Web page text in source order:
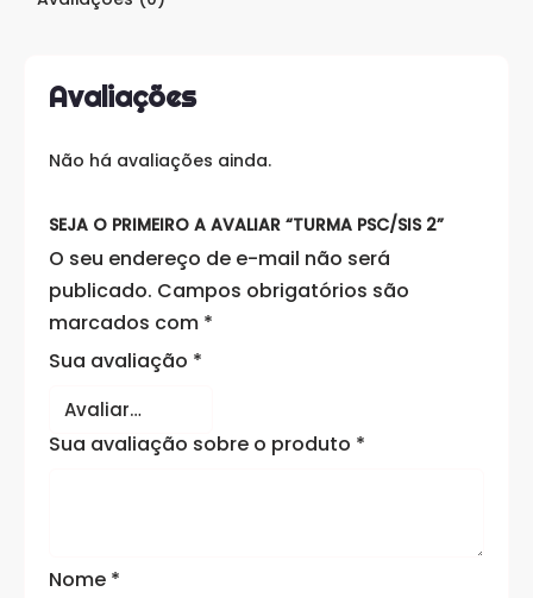
Avaliações
Não há avaliações ainda.
SEJA O PRIMEIRO A AVALIAR “TURMA PSC/SIS 2”
O seu endereço de e-mail não será
publicado. Campos obrigatórios são
marcados com *
Sua avaliação *
Sua avaliação sobre o produto *
Nome *